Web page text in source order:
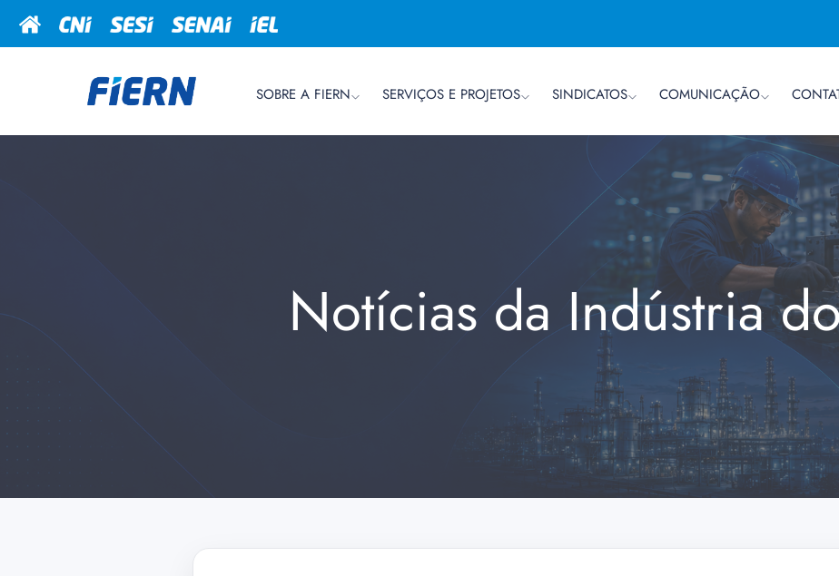
SOBRE A FIERN SERVIÇOS E PROJETOS SINDICATOS COMUNICAÇÃO
Notícias da Indústria